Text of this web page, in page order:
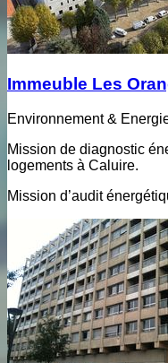
Immeuble Les
Environnement &
Mission de diagnostic
logements à Caluire.
Mission d’audit